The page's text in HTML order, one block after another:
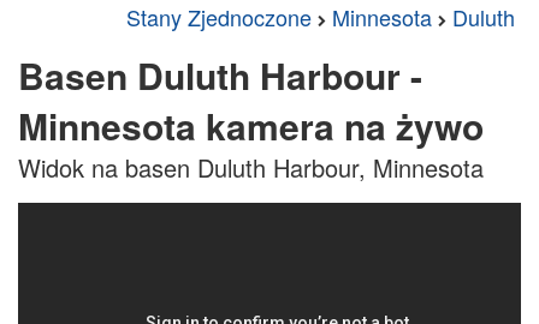
Stany Zjednoczone Minnesota Duluth
Basen Duluth Harbour -
Minnesota kamera na żywo
Widok na basen Duluth Harbour, Minnesota